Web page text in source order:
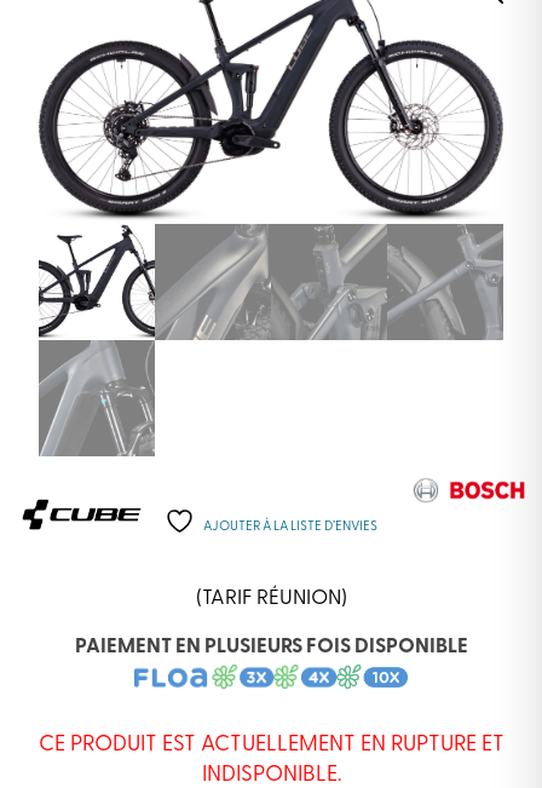
AJOUTER À LA LISTE D’ENVIES
(TARIF RÉUNION)
PAIEMENT EN PLUSIEURS FOIS DISPONIBLE
CE PRODUIT EST ACTUELLEMENT EN RUPTURE ET
INDISPONIBLE.